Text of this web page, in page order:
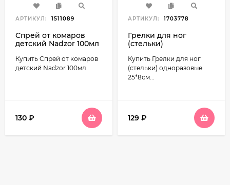
АРТИКУЛ: 1511089
Спрей от комаров
детский Nadzor 100мл
Купить Спрей от комаров
детский Nadzor 100мл
130 ₽
АРТИКУЛ: 1703778
Грелки для ног
(стельки)
(размер ноги 39-43)
до 8ч
Купить Грелки для ног
(стельки) одноразовые
25*8см...
129 ₽